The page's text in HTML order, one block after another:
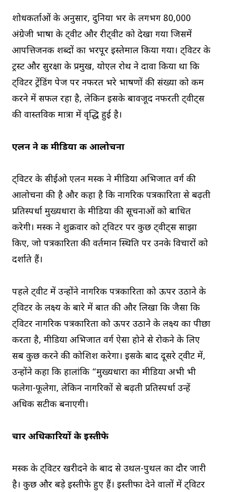
शोधकर्ताओं के अनुसार, दुनिया भर के लगभग 80,000
अंग्रेजी भाषा के ट्वीट और रीट्वीट को देखा गया जिसमें
आपत्तिजनक शब्दों का भरपूर इस्तेमाल किया गया। ट्विटर के
ट्रस्ट और सुरक्षा के प्रमुख, योएल रोथ ने दावा किया था कि
ट्विटर ट्रेंडिंग पेज पर नफरत भरे भाषणों की संख्या को कम
करने में सफल रहा है, लेकिन इसके बावजूद नफरती ट्वीट्स
की वास्तविक मात्रा में वृद्धि हुई है।
एलन ने की मीडिया की आलोचना
ट्विटर के सीईओ एलन मस्क ने मीडिया अभिजात वर्ग की
आलोचना की है और कहा है कि नागरिक पत्रकारिता से बढ़ती
प्रतिस्पर्धा मुख्यधारा के मीडिया की सूचनाओं को बाधित
करेगी। मस्क ने शुक्रवार को ट्विटर पर कुछ ट्वीट्स साझा
किए, जो पत्रकारिता की वर्तमान स्थिति पर उनके विचारों को
दर्शाते हैं।
पहले ट्वीट में उन्होंने नागरिक पत्रकारिता को ऊपर उठाने के
ट्विटर के लक्ष्य के बारे में बात की और लिखा कि जैसा कि
ट्विटर नागरिक पत्रकारिता को ऊपर उठाने के लक्ष्य का पीछा
करता है, मीडिया अभिजात वर्ग ऐसा होने से रोकने के लिए
सब कुछ करने की कोशिश करेगा। इसके बाद दूसरे ट्वीट में,
उन्होंने कहा कि हालांकि “मुख्यधारा का मीडिया अभी भी
फलेगा-फूलेगा, लेकिन नागरिकों से बढ़ती प्रतिस्पर्धा उन्हें
अधिक सटीक बनाएगी।
चार अधिकारियों के इस्तीफे
मस्क के ट्विटर खरीदने के बाद से उथल-पुथल का दौर जारी
है। कुछ और बड़े इस्तीफे हुए हैं। इस्तीफा देने वालों में ट्विटर